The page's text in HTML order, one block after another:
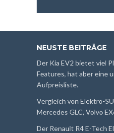
NEUSTE BEITRÄGE
Der Kia EV2 bietet viel
Features, hat aber eine
Aufpreisliste.
Vergleich von Elektro-
Mercedes GLC, Volvo
Der Renault R4 E-Tech